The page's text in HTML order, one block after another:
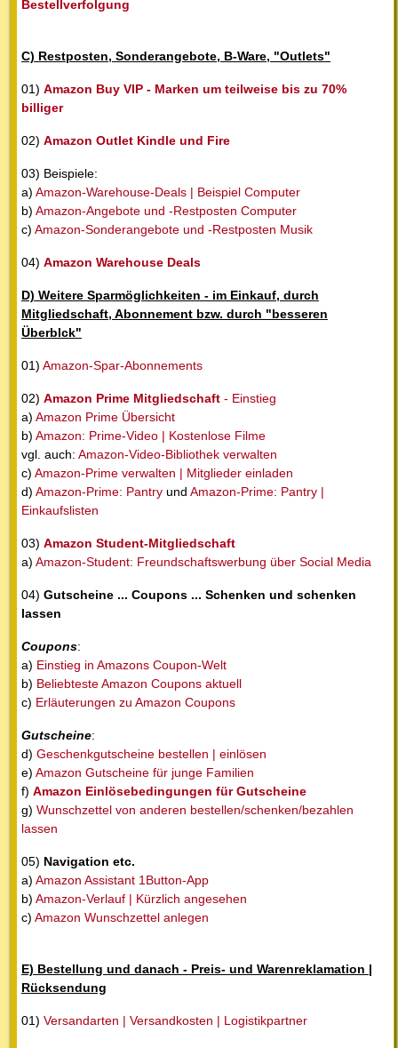
Bestellverfolgung
C) Restposten, Sonderangebote, B-Ware, "Outlets"
01) Amazon Buy VIP - Marken um teilweise bis zu 70%
billiger
02) Amazon Outlet Kindle und Fire
03) Beispiele:
a) Amazon-Warehouse-Deals | Beispiel Computer
b) Amazon-Angebote und -Restposten Computer
c) Amazon-Sonderangebote und -Restposten Musik
04) Amazon Warehouse Deals
D) Weitere Sparmöglichkeiten - im Einkauf, durch
Mitgliedschaft, Abonnement bzw. durch "besseren
Überblck"
01) Amazon-Spar-Abonnements
02) Amazon Prime Mitgliedschaft - Einstieg
a) Amazon Prime Übersicht
b) Amazon: Prime-Video | Kostenlose Filme
vgl. auch: Amazon-Video-Bibliothek verwalten
c) Amazon-Prime verwalten | Mitglieder einladen
d) Amazon-Prime: Pantry und Amazon-Prime: Pantry |
Einkaufslisten
03) Amazon Student-Mitgliedschaft
a) Amazon-Student: Freundschaftswerbung über Social Media
04) Gutscheine ... Coupons ... Schenken und schenken
lassen
Coupons:
a) Einstieg in Amazons Coupon-Welt
b) Beliebteste Amazon Coupons aktuell
c) Erläuterungen zu Amazon Coupons
Gutscheine:
d) Geschenkgutscheine bestellen | einlösen
e) Amazon Gutscheine für junge Familien
f) Amazon Einlösebedingungen für Gutscheine
g) Wunschzettel von anderen bestellen/schenken/bezahlen
lassen
05) Navigation etc.
a) Amazon Assistant 1Button-App
b) Amazon-Verlauf | Kürzlich angesehen
c) Amazon Wunschzettel anlegen
E) Bestellung und danach - Preis- und Warenreklamation |
Rücksendung
01) Versandarten | Versandkosten | Logistikpartner